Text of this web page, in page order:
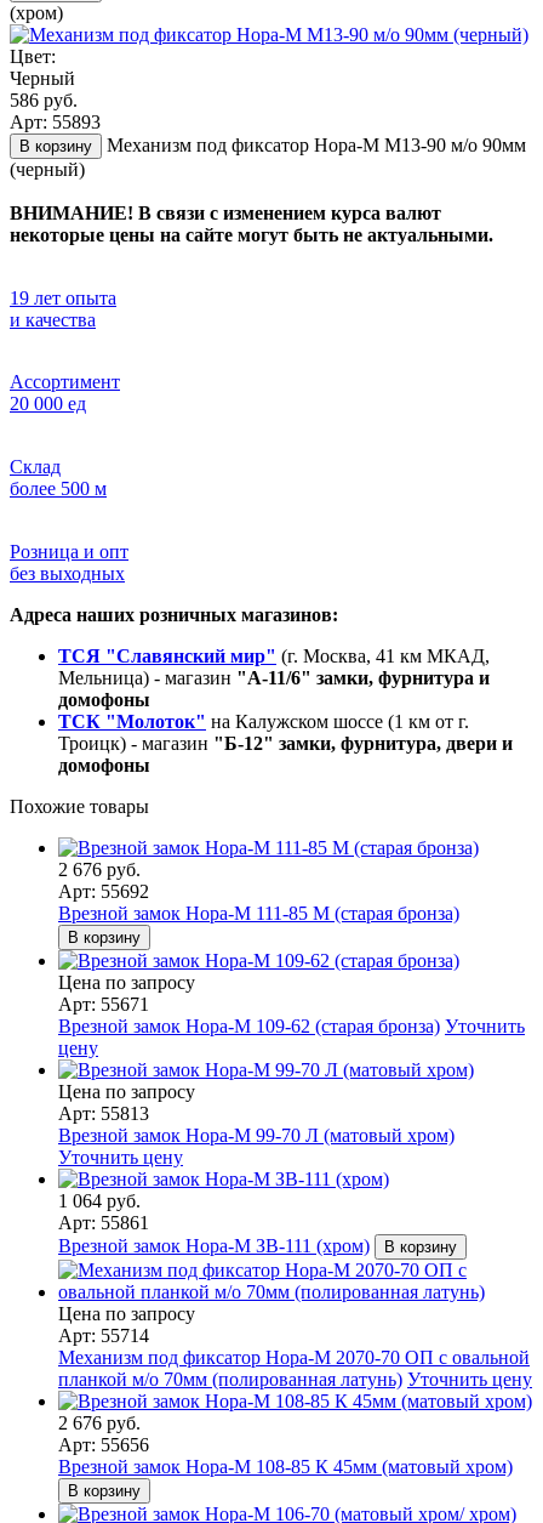
(хром)
Цвет:
Черный
586 руб.
Арт: 55893
В корзину
Механизм под фиксатор Нора-М М13-90 м/о 90мм
(черный)
ВНИМАНИЕ! В связи с изменением курса валют
некоторые цены на сайте могут быть не актуальными.
19 лет опыта
и качества
Ассортимент
20 000 ед
Склад
более 500 м
Розница и опт
без выходных
Адреса наших розничных магазинов:
ТСЯ "Славянский мир" (г. Москва, 41 км МКАД,
Мельница) - магазин "А-11/6" замки, фурнитура и
домофоны
ТСК "Молоток" на Калужском шоссе (1 км от г.
Троицк) - магазин "Б-12" замки, фурнитура, двери и
домофоны
Похожие товары
2 676 руб.
Арт: 55692
Врезной замок Нора-М 111-85 М (старая бронза)
В корзину
Цена по запросу
Арт: 55671
Врезной замок Нора-М 109-62 (старая бронза) Уточнить
цену
Цена по запросу
Арт: 55813
Врезной замок Нора-М 99-70 Л (матовый хром)
Уточнить цену
1 064 руб.
Арт: 55861
Врезной замок Нора-М ЗВ-111 (хром)
В корзину
Цена по запросу
Арт: 55714
Механизм под фиксатор Нора-М 2070-70 ОП с овальной
планкой м/о 70мм (полированная латунь) Уточнить цену
2 676 руб.
Арт: 55656
Врезной замок Нора-М 108-85 К 45мм (матовый хром)
В корзину